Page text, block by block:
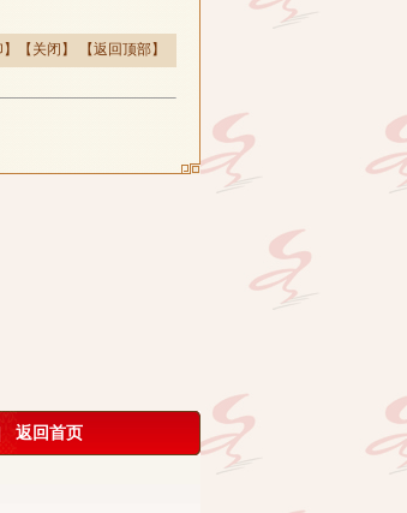
】【 关闭 】 【返回顶部】
返回首页